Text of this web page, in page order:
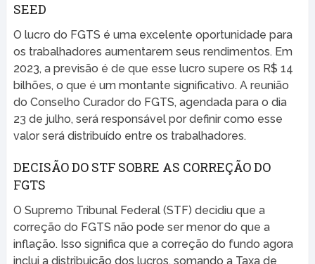
SEED
O lucro do FGTS é uma excelente oportunidade para
os trabalhadores aumentarem seus rendimentos. Em
2023, a previsão é de que esse lucro supere os R$ 14
bilhões, o que é um montante significativo. A reunião
do Conselho Curador do FGTS, agendada para o dia
23 de julho, será responsável por definir como esse
valor será distribuído entre os trabalhadores.
DECISÃO DO STF SOBRE AS CORREÇÃO DO
FGTS
O Supremo Tribunal Federal (STF) decidiu que a
correção do FGTS não pode ser menor do que a
inflação. Isso significa que a correção do fundo agora
inclui a distribuição dos lucros, somando a Taxa de